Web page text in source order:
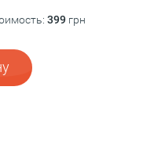
399 грн